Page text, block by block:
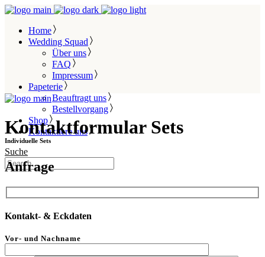
Home
Wedding Squad
Über uns
FAQ
Impressum
Papeterie
Beauftragt uns
Bestellvorgang
Shop
Kontaktiere uns
Suche
Kontaktformular Sets
Individuelle Sets
Anfrage
Kontakt- & Eckdaten
Vor- und Nachname